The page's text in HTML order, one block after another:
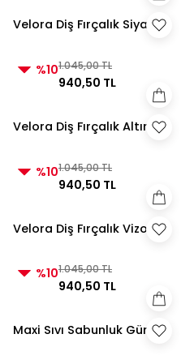
Velora Diş Fırçalık Siyah
%101.045,00 TL
940,50 TL
Velora Diş Fırçalık Altın
%101.045,00 TL
940,50 TL
Velora Diş Fırçalık Vizon
%101.045,00 TL
940,50 TL
Maxi Sıvı Sabunluk Gümüş